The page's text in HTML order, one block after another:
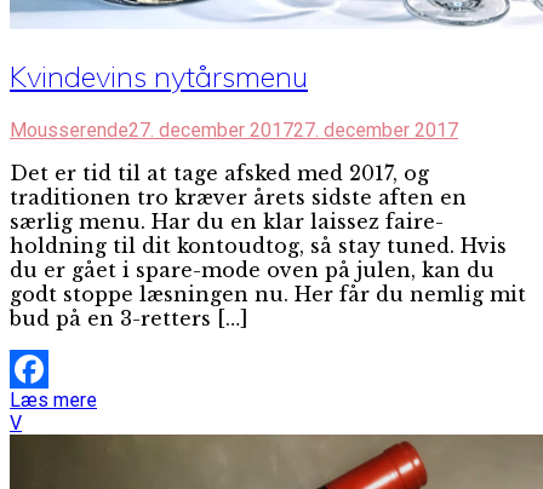
Kvindevins nytårsmenu
Mousserende27. december 201727. december 2017
Det er tid til at tage afsked med 2017, og
traditionen tro kræver årets sidste aften en
særlig menu. Har du en klar laissez faire-
holdning til dit kontoudtog, så stay tuned. Hvis
du er gået i spare-mode oven på julen, kan du
godt stoppe læsningen nu. Her får du nemlig mit
bud på en 3-retters […]
Facebook
Læs mere
V